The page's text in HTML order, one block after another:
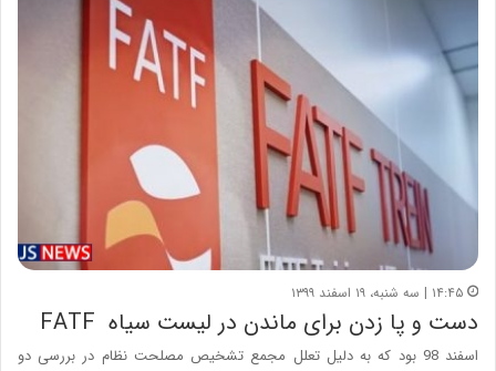
۱۴:۴۵ | سه شنبه، ۱۹ اسفند ۱۳۹۹
دست و پا زدن برای ماندن در لیست سیاه FATF
اسفند 98 بود که به دلیل تعلل مجمع تشخیص مصلحت نظام در بررسی دو